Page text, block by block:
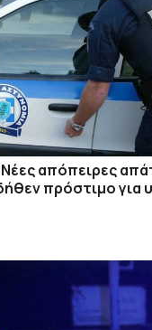
απόπειρες
πρόστιμο για